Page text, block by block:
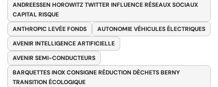
ANDREESSEN HOROWITZ TWITTER INFLUENCE RÉSEAUX SOCIAUX
CAPITAL RISQUE
ANTHROPIC LEVÉE FONDS
AUTONOMIE VÉHICULES ÉLECTRIQUES
AVENIR INTELLIGENCE ARTIFICIELLE
AVENIR SEMI-CONDUCTEURS
BARQUETTES INOX CONSIGNE RÉDUCTION DÉCHETS BERNY
TRANSITION ÉCOLOGIQUE